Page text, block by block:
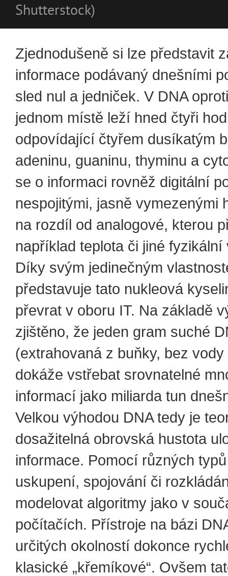
Shutterstock)
Zjednodušeně si lze představit
informace podávaný dnešními
sled nul a jedniček. V DNA
jednom místě leží hned čtyři
odpovídající čtyřem dusíkatým
adeninu, guaninu, thyminu a
se o informaci rovněž digitální
nespojitými, jasně vymezenými
na rozdíl od analogové, kterou
například teplota či jiné fyzikální
Díky svým jedinečným
představuje tato nukleová
převrat v oboru IT. Na základě
zjištěno, že jeden gram suché
(extrahovaná z buňky, bez
dokáže vstřebat srovnatelné
informací jako miliarda tun
Velkou výhodou DNA tedy je
dosažitelná obrovská hustota
informace. Pomocí různých
uskupení, spojování či
modelovat algoritmy jako v
počítačích. Přístroje na bázi
určitých okolností dokonce
klasické „křemíkové“. Ovšem